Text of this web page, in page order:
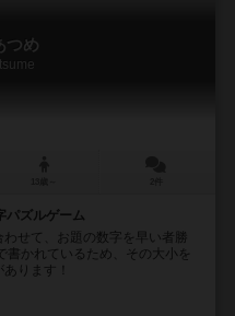
つめ
パズルゲーム
せて、お題の数字を早い者勝
書かれているため、その大小を
ります！